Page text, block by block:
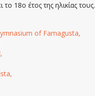
18ο έτος της ηλικίας τους.
of Famagusta,